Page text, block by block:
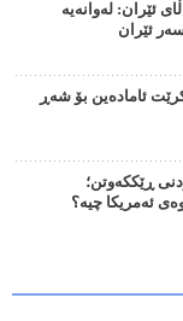
ئێران: لەوانەیە
ئێران
ئامادەین بۆ شەڕ
ڕێککەوتن؛
ئەمریکا چیە؟